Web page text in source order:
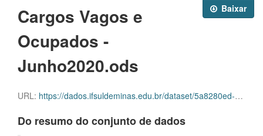
Baixar
Cargos Vagos e
Ocupados -
Junho2020.ods
URL: https://dados.ifsuldeminas.edu.br/dataset/5a8280ed-031b-45f2-9623-37aa7026fd68/resource/88fe6c45-2b3f-488b-a72f-fce1c7e4a7ee/download/cargos-vagos-e-ocupados-junho2020.ods
Do resumo do conjunto de dados